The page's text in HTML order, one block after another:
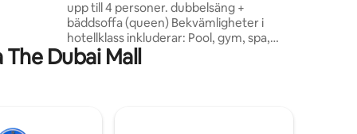
upp till 4 personer. dubbelsäng +
bäddsoffa (queen) Bekvämligheter i
hotellklass inkluderar: Pool, gym, spa,
salong, barnpool, café och mycket mer.
Denna studiolägenhet ligger i hjärtat av
Dubai Mall